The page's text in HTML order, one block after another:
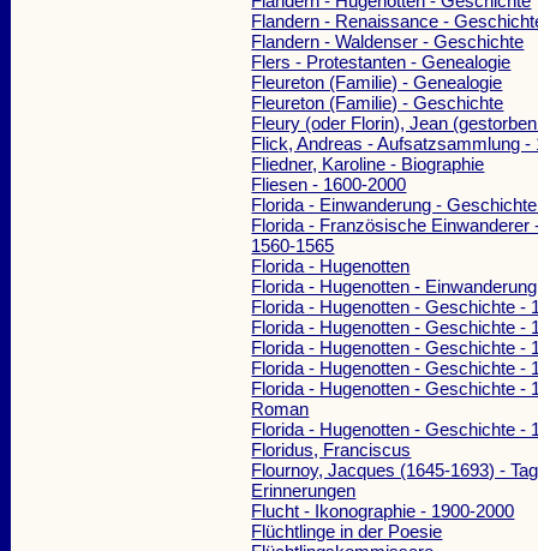
Flandern - Renaissance -
Flandern - Waldenser - Geschichte
Flers - Protestanten - Genealogie
Fleureton (Familie) - Genealogie
Fleureton (Familie) - Geschichte
Fleury (oder Florin), Jean
Flick, Andreas - Aufsatzsammlung -
Fliedner, Karoline - Biographie
Fliesen - 1600-2000
Florida - Einwanderung -
Florida - Französische Einwanderer
1560-1565
Florida - Hugenotten
Florida - Hugenotten - Einwanderung
Florida - Hugenotten - Geschichte -
Florida - Hugenotten - Geschichte -
Florida - Hugenotten - Geschichte -
Florida - Hugenotten - Geschichte -
Florida - Hugenotten - Geschichte -
Roman
Florida - Hugenotten - Geschichte -
Floridus, Franciscus
Flournoy, Jacques (1645-1693) -
Erinnerungen
Flucht - Ikonographie - 1900-2000
Flüchtlinge in der Poesie